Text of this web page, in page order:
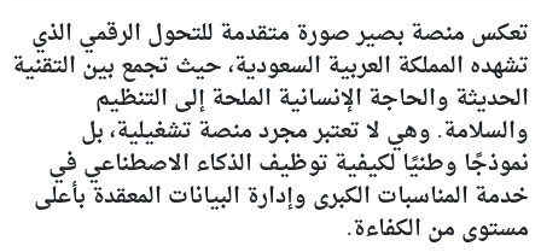
تعكس منصة بصير صورة متقدمة للتحول الرقمي الذي
تشهده المملكة العربية السعودية، حيث تجمع بين التقنية
الحديثة والحاجة الإنسانية الملحة إلى التنظيم
والسلامة. وهي لا تعتبر مجرد منصة تشغيلية، بل
نموذجًا وطنيًا لكيفية توظيف الذكاء الاصطناعي في
خدمة المناسبات الكبرى وإدارة البيانات المعقدة بأعلى
مستوى من الكفاءة.